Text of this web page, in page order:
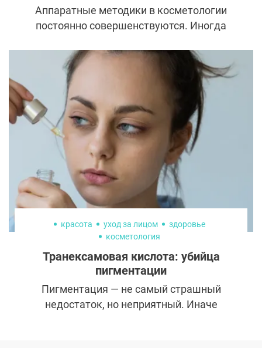
Аппаратные методики в косметологии
постоянно совершенствуются. Иногда
технология станет совершенной и
доступной для пациентов. Так случилось и
с элос-омоложением. Придуманная еще в
90-х процедура не так давно появилась в
списке услуг бьюти-клиник, но уже
завоевала большую популярность и
получила много положительных отзывов.
красота уход за лицом
здоровье
косметология
Транексамовая кислота: убийца
пигментации
Пигментация — не самый страшный
недостаток, но неприятный. Иначе